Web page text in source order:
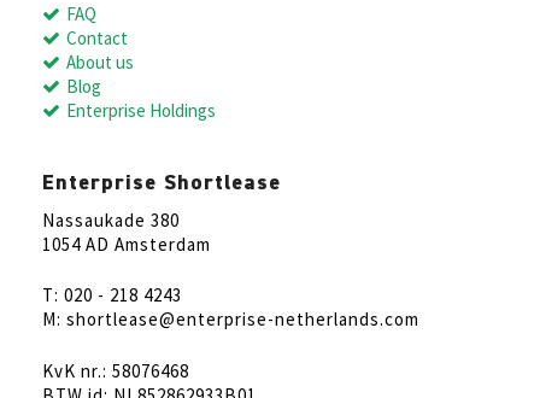
FAQ
Contact
About us
Blog
Enterprise Holdings
Enterprise Shortlease
Nassaukade 380
1054 AD Amsterdam
T: 020 - 218 4243
M: shortlease@enterprise-netherlands.com
KvK nr.: 58076468